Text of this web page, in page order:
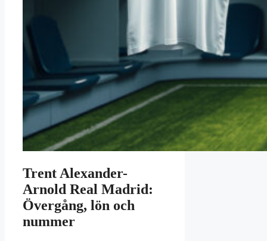
Trent Alexander-
Arnold Real Madrid:
Övergång, lön och
nummer